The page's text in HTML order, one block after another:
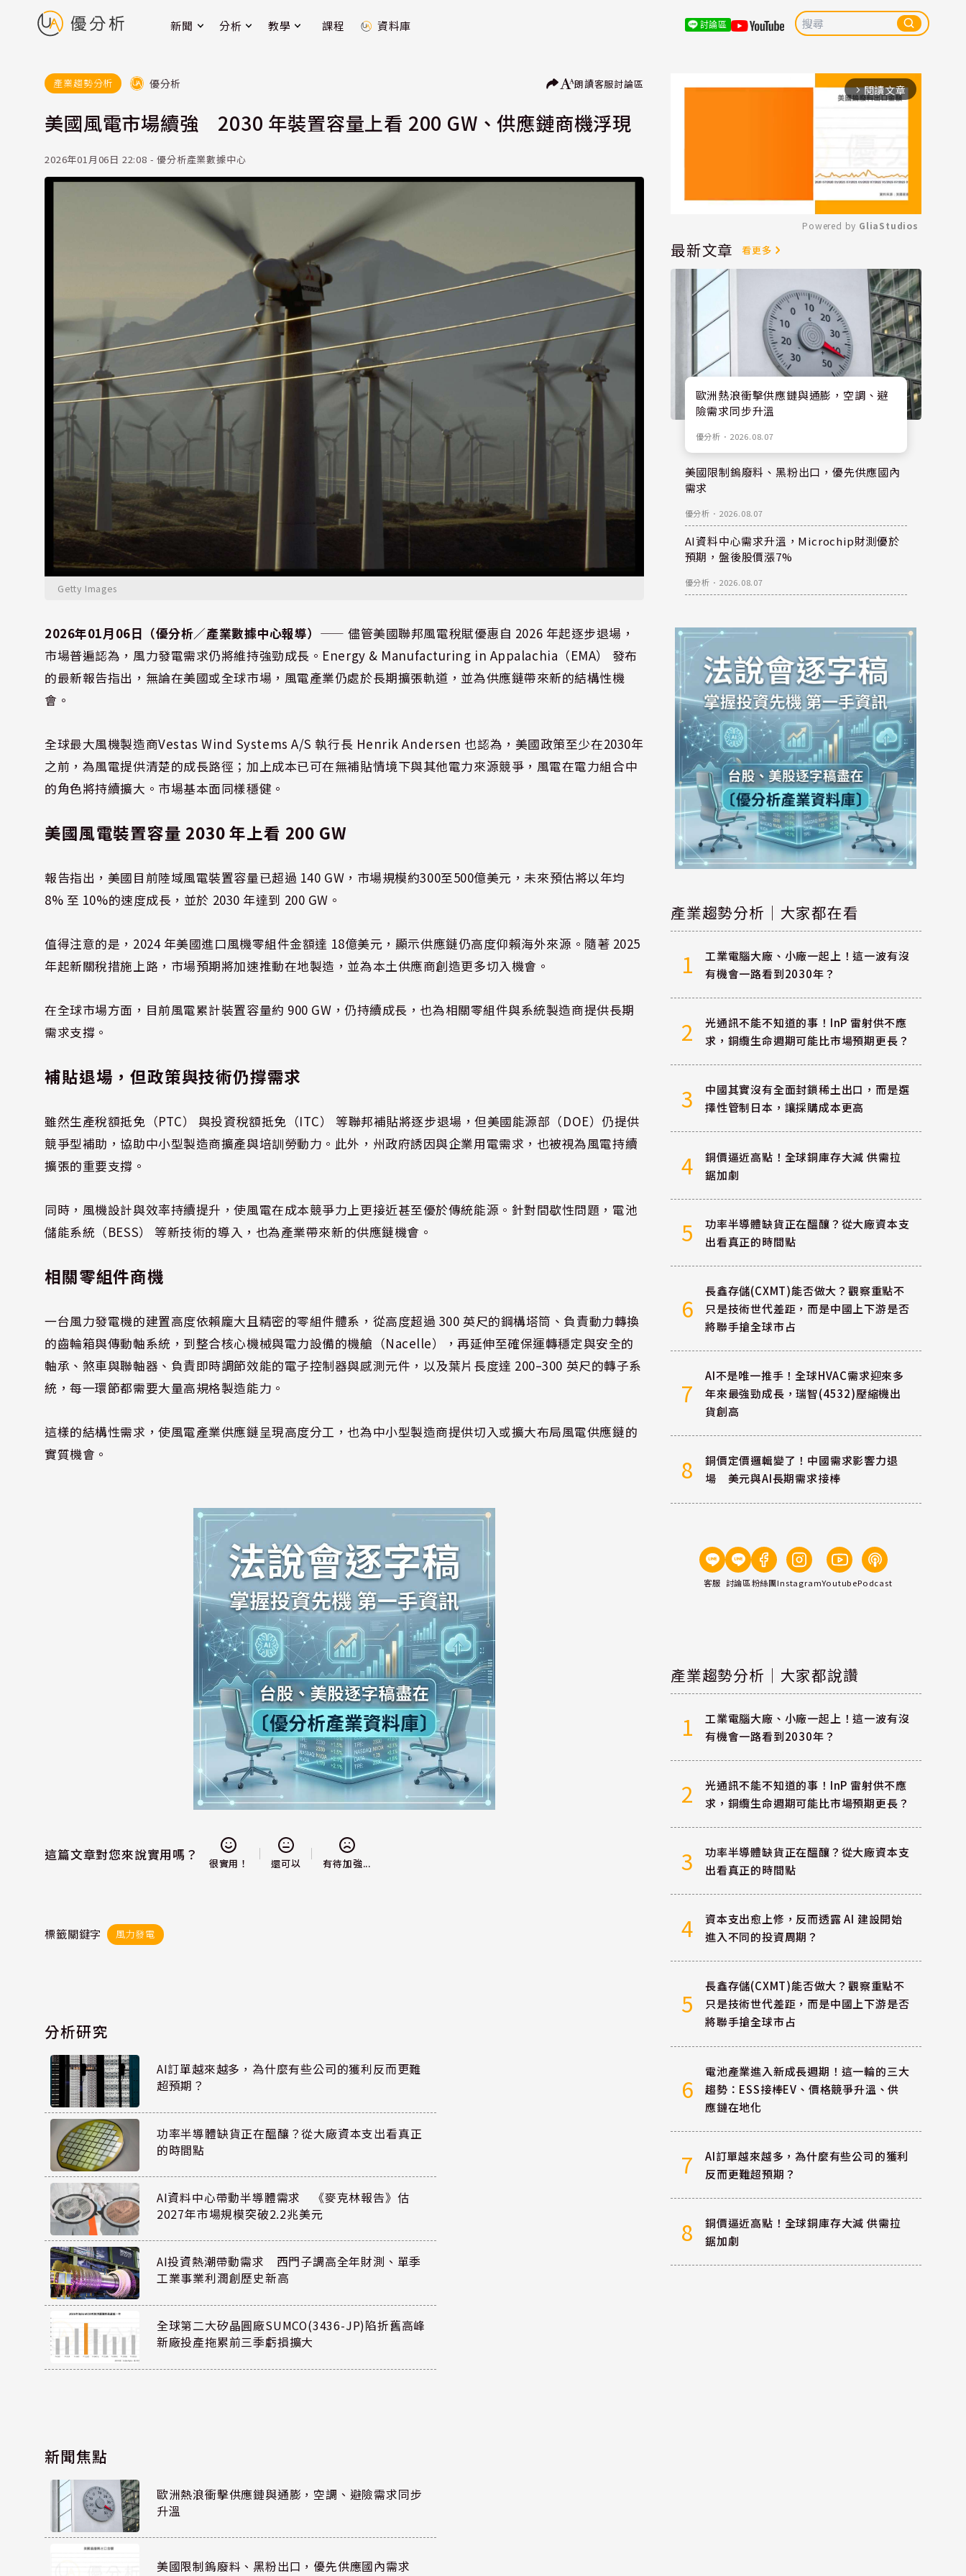
新聞 分析 教學 課程 資料庫 討論區
產業趨勢分析 優分析 朗讀客服討論區
美國風電市場續強 2030 年裝置容量上看 200 GW、供應鏈商機浮現
2026年01月06日 22:08 - 優分析產業數據中心
Getty Images
2026年01月06日（優分析／產業數據中心報導） ⸺ 儘管美國聯邦風電稅賦優惠自 2026 年起逐步退場，
市場普遍認為，風力發電需求仍將維持強勁成長。 Energy & Manufacturing in Appalachia （EMA） 發布
的最新報告指出，無論在美國或全球市場，風電產業仍處於長期擴張軌道，並為供應鏈帶來新的結構性機
會。
全球最大風機製造商Vestas Wind Systems A/S 執行長 Henrik Andersen 也認為，美國政策至少在2030年
之前，為風電提供清楚的成長路徑；加上成本已可在無補貼情境下與其他電力來源競爭，風電在電力組合中
的角色將持續擴大。市場基本面同樣穩健。
美國風電裝置容量 2030 年上看 200 GW
報告指出，美國目前陸域風電裝置容量已超過 140 GW，市場規模約300至500億美元，未來預估將以年均
8% 至 10%的速度成長，並於 2030 年達到 200 GW。
值得注意的是，2024 年美國進口風機零組件金額達 18億美元，顯示供應鏈仍高度仰賴海外來源。隨著 2025
年起新關稅措施上路，市場預期將加速推動在地製造，並為本土供應商創造更多切入機會。
在全球市場方面，目前風電累計裝置容量約 900 GW，仍持續成長，也為相關零組件與系統製造商提供長期
需求支撐。
補貼退場，但政策與技術仍撐需求
雖然生產稅額抵免（PTC） 與投資稅額抵免（ITC） 等聯邦補貼將逐步退場，但美國能源部（DOE）仍提供
競爭型補助，協助中小型製造商擴產與培訓勞動力。此外，州政府誘因與企業用電需求，也被視為風電持續
擴張的重要支撐。
同時，風機設計與效率持續提升，使風電在成本競爭力上更接近甚至優於傳統能源。針對間歇性問題，電池
儲能系統（BESS） 等新技術的導入，也為產業帶來新的供應鏈機會。
相關零組件商機
一台風力發電機的建置高度依賴龐大且精密的零組件體系，從高度超過 300 英尺的鋼構塔筒、負責動力轉換
的齒輪箱與傳動軸系統，到整合核心機械與電力設備的機艙（Nacelle），再延伸至確保運轉穩定與安全的
軸承、煞車與聯軸器、負責即時調節效能的電子控制器與感測元件，以及葉片長度達 200–300 英尺的轉子系
統，每一環節都需要大量高規格製造能力。
這樣的結構性需求，使風電產業供應鏈呈現高度分工，也為中小型製造商提供切入或擴大布局風電供應鏈的
實質機會。
這篇文章對您來說實用嗎？
很實用！ 還可以 有待加強...
標籤關鍵字 風力發電
分析研究
AI訂單越來越多，為什麼有些公司的獲利反而更難
超預期？
功率半導體缺貨正在醞釀？從大廠資本支出看真正
的時間點
AI資料中心帶動半導體需求 《麥克林報告》估
2027年市場規模突破2.2兆美元
AI投資熱潮帶動需求 西門子調高全年財測、單季
工業事業利潤創歷史新高
全球第二大矽晶圓廠SUMCO(3436-JP)陷折舊高峰
新廠投產拖累前三季虧損擴大
新聞焦點
歐洲熱浪衝擊供應鏈與通膨，空調、避險需求同步
升溫
美國限制鎢廢料、黑粉出口，優先供應國內需求
arrow_forward_ios 閱讀文章
Mute
Powered by GliaStudios
最新文章 看更多
歐洲熱浪衝擊供應鏈與通膨，空調、避
險需求同步升溫
優分析 ． 2026.08.07
美國限制鎢廢料、黑粉出口，優先供應國內
需求
優分析 ． 2026.08.07
AI資料中心需求升溫，Microchip財測優於
預期，盤後股價漲7%
優分析 ． 2026.08.07
產業趨勢分析｜大家都在看
1
工業電腦大廠、小廠一起上！這一波有沒
有機會一路看到2030年？
2
光通訊不能不知道的事！InP 雷射供不應
求，銅纜生命週期可能比市場預期更長？
3
中國其實沒有全面封鎖稀土出口，而是選
擇性管制日本，讓採購成本更高
4
銅價逼近高點！全球銅庫存大減 供需拉
鋸加劇
5
功率半導體缺貨正在醞釀？從大廠資本支
出看真正的時間點
6
長鑫存儲(CXMT)能否做大？觀察重點不
只是技術世代差距，而是中國上下游是否
將聯手搶全球市占
7
AI不是唯一推手！全球HVAC需求迎來多
年來最強勁成長，瑞智(4532)壓縮機出
貨創高
8
銅價定價邏輯變了！中國需求影響力退
場 美元與AI長期需求接棒
客服 討論區粉絲團InstagramYoutubePodcast
產業趨勢分析｜大家都說讚
1
工業電腦大廠、小廠一起上！這一波有沒
有機會一路看到2030年？
2
光通訊不能不知道的事！InP 雷射供不應
求，銅纜生命週期可能比市場預期更長？
3
功率半導體缺貨正在醞釀？從大廠資本支
出看真正的時間點
4
資本支出愈上修，反而透露 AI 建設開始
進入不同的投資周期？
5
長鑫存儲(CXMT)能否做大？觀察重點不
只是技術世代差距，而是中國上下游是否
將聯手搶全球市占
6
電池產業進入新成長週期！這一輪的三大
趨勢：ESS接棒EV、價格競爭升溫、供
應鏈在地化
7
AI訂單越來越多，為什麼有些公司的獲利
反而更難超預期？
8
銅價逼近高點！全球銅庫存大減 供需拉
鋸加劇